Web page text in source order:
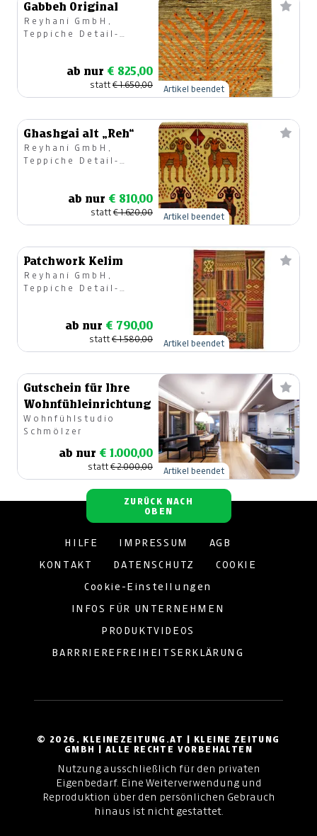
Gabbeh Original
Reyhani GmbH,
Teppiche Detail-
ab nur € 825,00
statt€ 1.650,00 Artikel beendet
Ghashgai alt „Reh“
Reyhani GmbH,
Teppiche Detail-
ab nur € 810,00
statt€ 1.620,00 Artikel beendet
Patchwork Kelim
Reyhani GmbH,
Teppiche Detail-
ab nur € 790,00
statt€ 1.580,00 Artikel beendet
Gutschein für Ihre
Wohnfühleinrichtung
Wohnfühlstudio
Schmölzer
ab nur € 1.000,00
statt€ 2.000,00 Artikel beendet
ZURÜCK NACH
OBEN
© 2026, KLEINEZEITUNG.AT | KLEINE ZEITUNG
GMBH | ALLE RECHTE VORBEHALTEN
Nutzung ausschließlich für den privaten
Eigenbedarf. Eine Weiterverwendung und
Reproduktion über den persönlichen Gebrauch
hinaus ist nicht gestattet.
HILFE IMPRESSUM AGB
KONTAKT DATENSCHUTZ COOKIE
Cookie-Einstellungen
INFOS FÜR UNTERNEHMEN
PRODUKTVIDEOS
BARRRIEREFREIHEITSERKLÄRUNG